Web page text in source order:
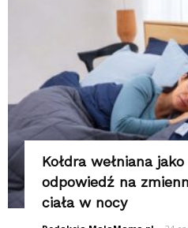
Kołdra wełniana
odpowiedź na
ciała w nocy